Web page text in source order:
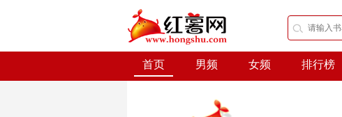
首页 男频 女频 排行榜